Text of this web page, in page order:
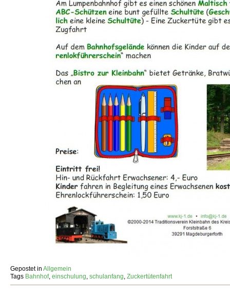
Gepostet in Allgemein
Tags Bahnhof, einschulung schulanfang Zuckertütenfahrt